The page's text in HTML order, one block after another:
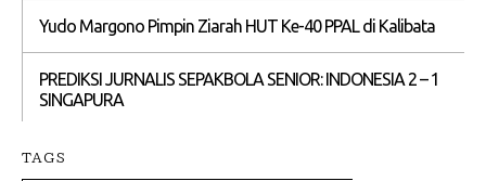
Yudo Margono Pimpin Ziarah HUT Ke-40 PPAL di Kalibata
PREDIKSI JURNALIS SEPAKBOLA SENIOR: INDONESIA 2 – 1
SINGAPURA
TAGS